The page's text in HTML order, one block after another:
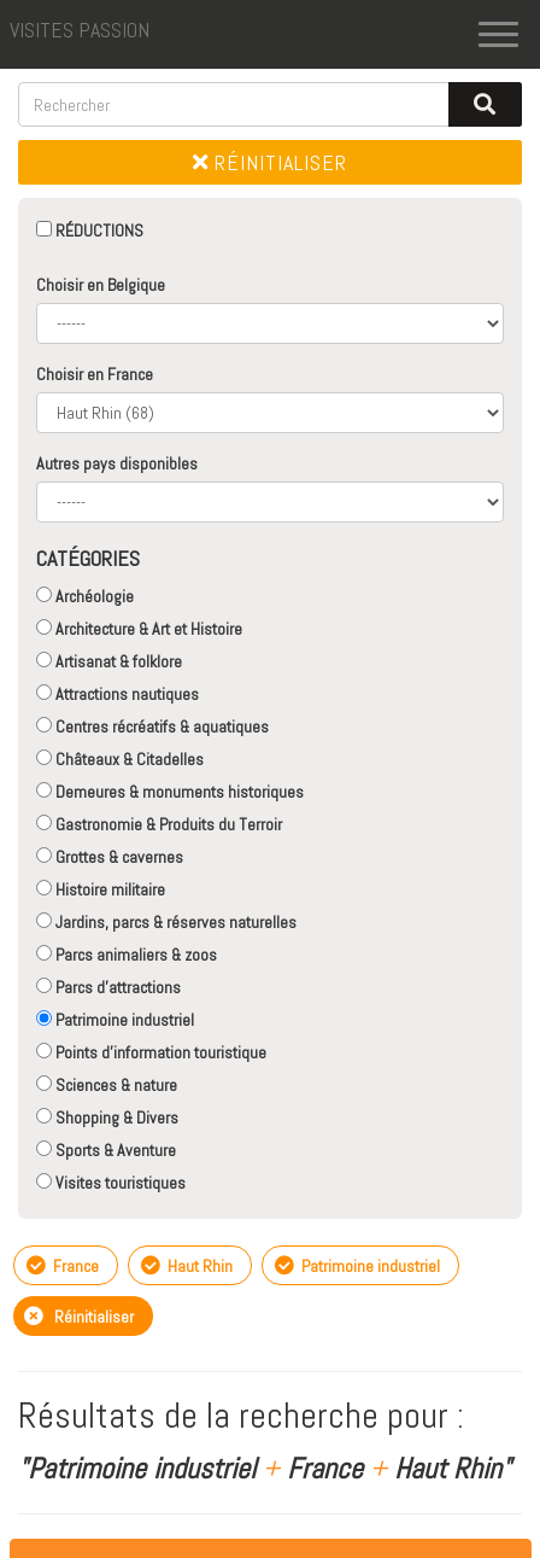
VISITES PASSION
RÉINITIALISER
RÉDUCTIONS
Choisir en Belgique
Choisir en France
Autres pays disponibles
CATÉGORIES
Archéologie
Architecture & Art et Histoire
Artisanat & folklore
Attractions nautiques
Centres récréatifs & aquatiques
Châteaux & Citadelles
Demeures & monuments historiques
Gastronomie & Produits du Terroir
Grottes & cavernes
Histoire militaire
Jardins, parcs & réserves naturelles
Parcs animaliers & zoos
Parcs d'attractions
Patrimoine industriel
Points d'information touristique
Sciences & nature
Shopping & Divers
Sports & Aventure
Visites touristiques
France Haut Rhin Patrimoine industriel
Réinitialiser
Résultats de la recherche pour :
"Patrimoine industriel+France +Haut Rhin"